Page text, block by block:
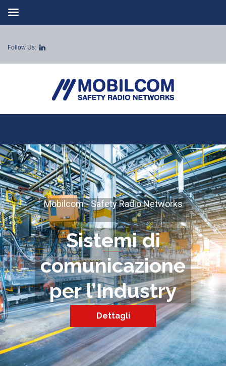
Follow Us:
Sistemi di
comunicazione
per l’Industry
Mobilcom - Safety Radio Networks
Dettagli